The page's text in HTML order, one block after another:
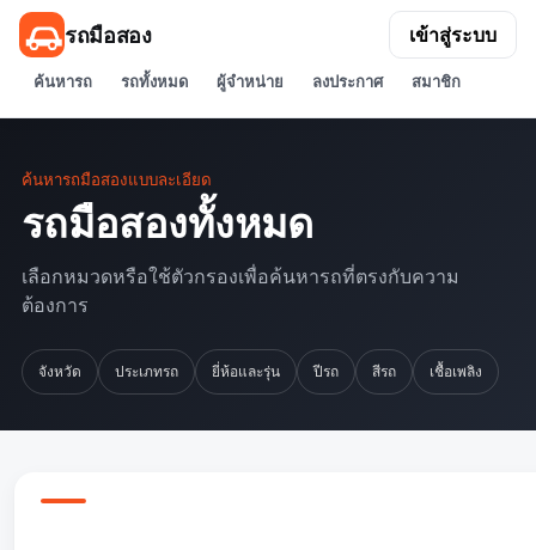
รถมือสอง
ค้นหารถ รถทั้งหมด ผู้จำหน่าย ลงประกาศ สมาชิก
เข้าสู่ระบบ
ค้นหารถมือสองแบบละเอียด
รถมือสองทั้งหมด
เลือกหมวดหรือใช้ตัวกรองเพื่อค้นหารถที่ตรงกับความ
ต้องการ
จังหวัด ประเภทรถ ยี่ห้อและรุ่น ปีรถ สีรถ เชื้อเพลิง